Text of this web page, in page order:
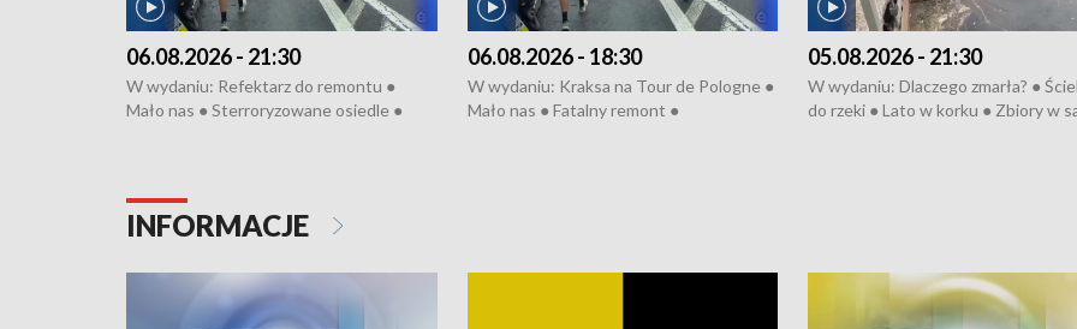
06.08.2026 - 21:30
W wydaniu: Refektarz do remontu ●
Mało nas ● Sterroryzowane osiedle ●
Pologne
06.08.2026 - 18:30
W wydaniu: Kraksa na Tour de Pologne ●
Mało nas ● Fatalny remont ●
05.08.2026 - 21:30
W wydaniu: Dlaczego zmarła? ●
do rzeki ● Lato w korku ● Zbiory w
INFORMACJE